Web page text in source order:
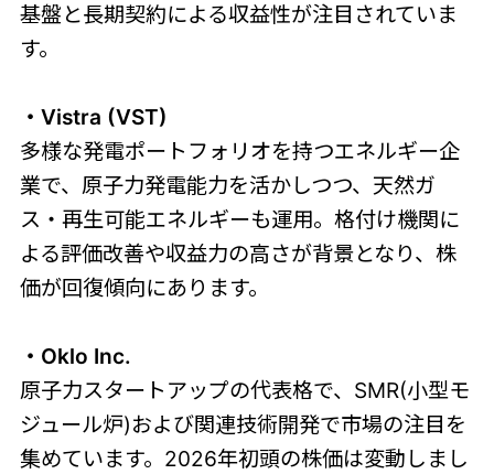
基盤と長期契約による収益性が注目されていま
す。
・Vistra (VST)
多様な発電ポートフォリオを持つエネルギー企
業で、原子力発電能力を活かしつつ、天然ガ
ス・再生可能エネルギーも運用。格付け機関に
よる評価改善や収益力の高さが背景となり、株
価が回復傾向にあります。
・Oklo Inc.
原子力スタートアップの代表格で、SMR(小型モ
ジュール炉)および関連技術開発で市場の注目を
集めています。2026年初頭の株価は変動しまし